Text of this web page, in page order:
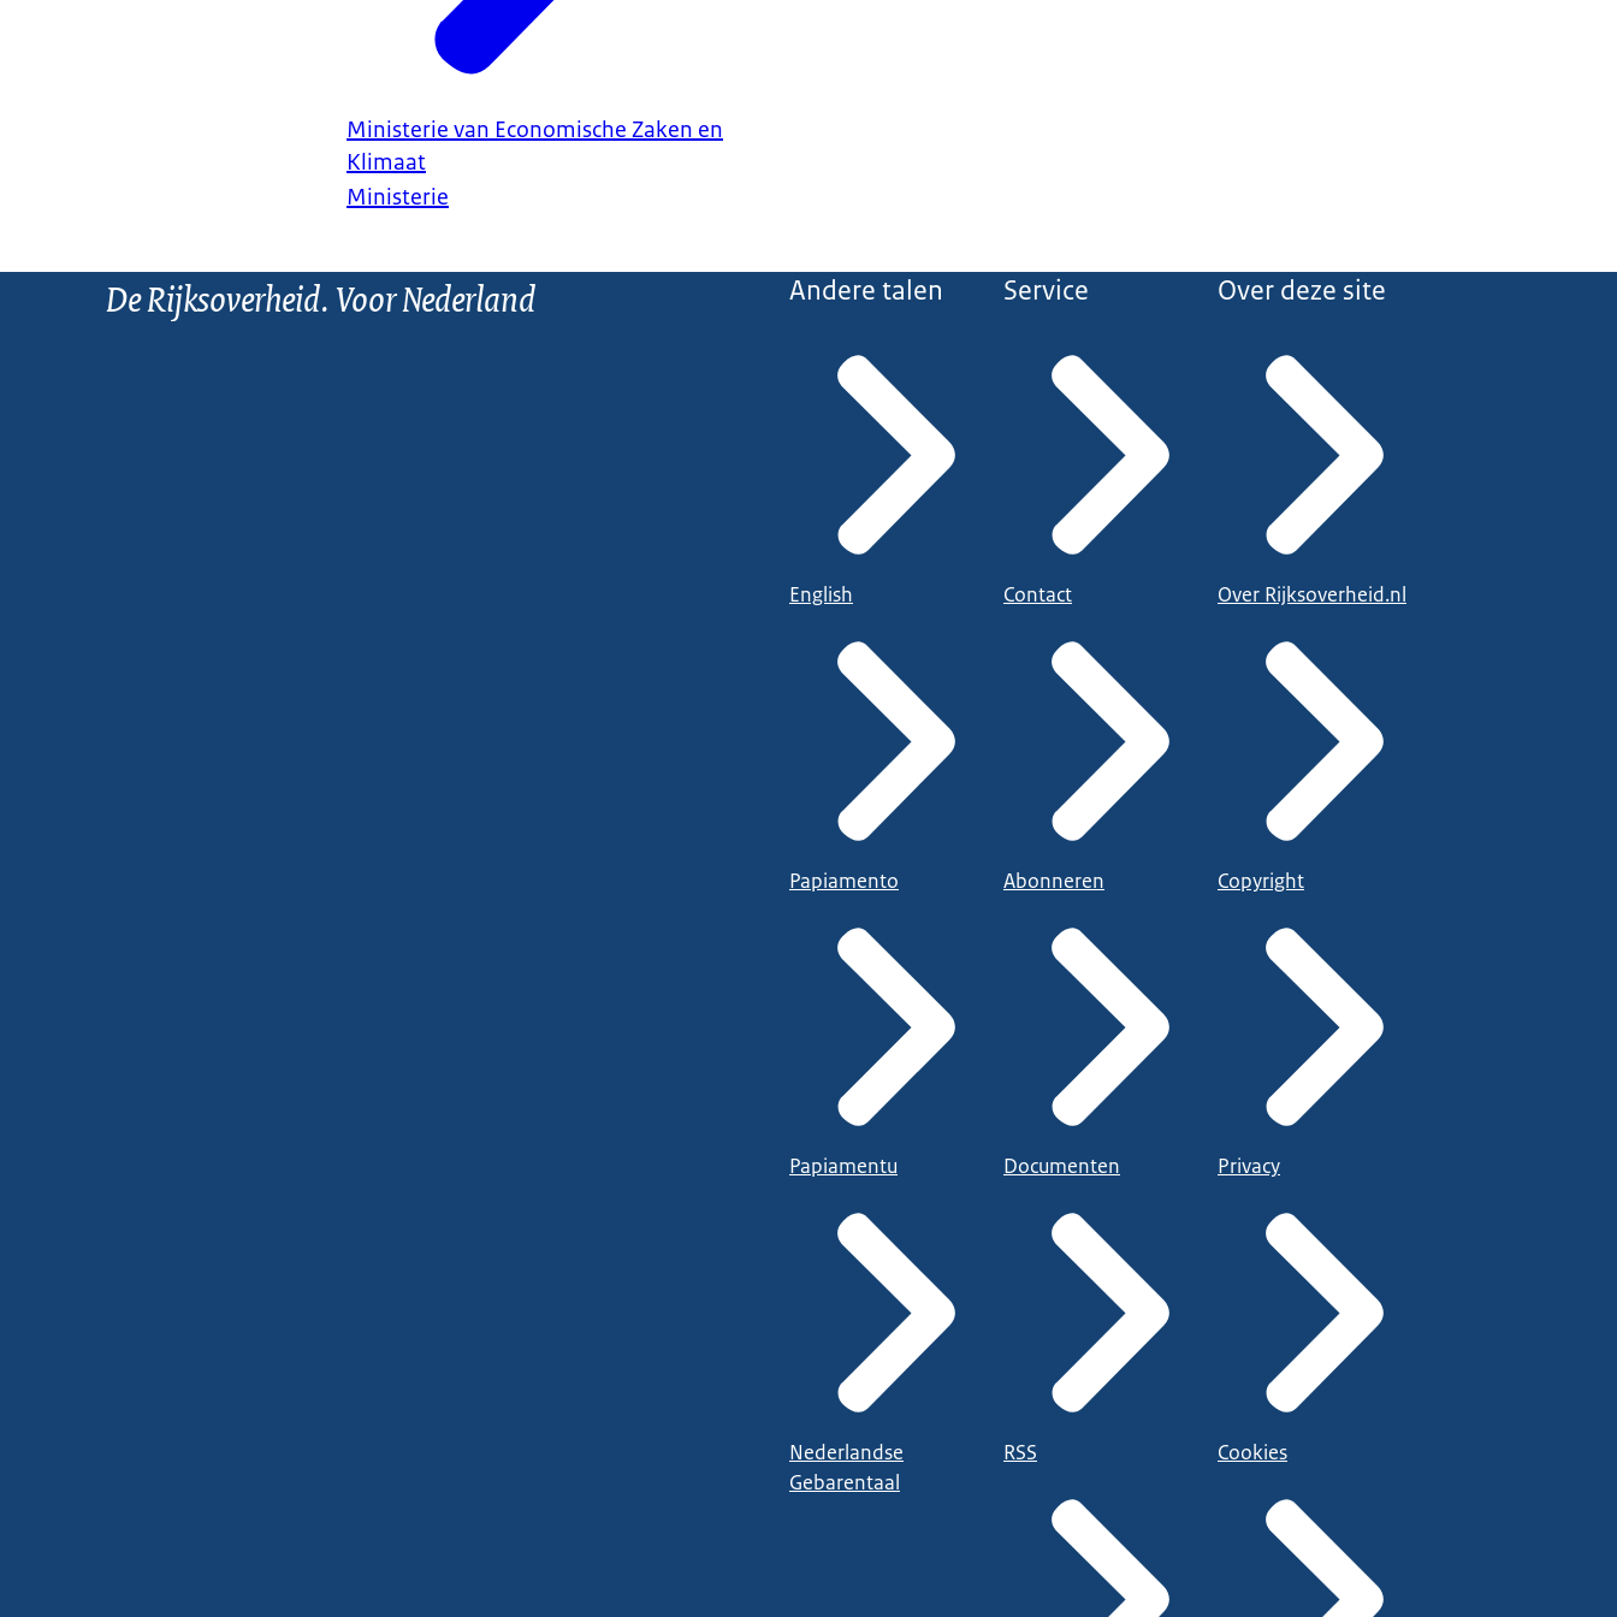
Ministerie van Economische Zaken en
Klimaat
Ministerie
De Rijksoverheid. Voor Nederland Andere talen
English
Papiamento
Papiamentu
Nederlandse
Gebarentaal
Service
Contact
Abonneren
Documenten
RSS
Over deze site
Over Rijksoverheid.nl
Copyright
Privacy
Cookies